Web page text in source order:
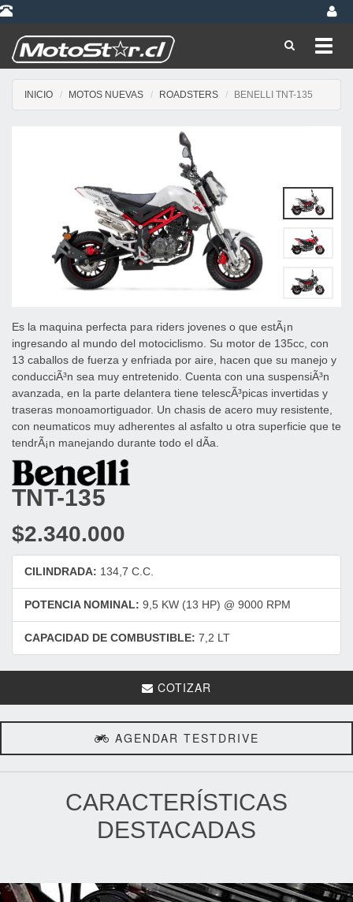
INICIO MOTOS NUEVAS ROADSTERS BENELLI TNT-135
Es la maquina perfecta para riders jovenes o que estÃ¡n
ingresando al mundo del motociclismo. Su motor de 135cc, con
13 caballos de fuerza y enfriada por aire, hacen que su manejo y
conducciÃ³n sea muy entretenido. Cuenta con una suspensiÃ³n
avanzada, en la parte delantera tiene telescÃ³picas invertidas y
traseras monoamortiguador. Un chasis de acero muy resistente,
con neumaticos muy adherentes al asfalto u otra superficie que te
tendrÃ¡n manejando durante todo el dÃ­a.
TNT-135
$2.340.000
CILINDRADA: 134,7 C.C.
POTENCIA NOMINAL: 9,5 KW (13 HP) @ 9000 RPM
CAPACIDAD DE COMBUSTIBLE: 7,2 LT
COTIZAR
AGENDAR TESTDRIVE
CARACTERÍSTICAS
DESTACADAS